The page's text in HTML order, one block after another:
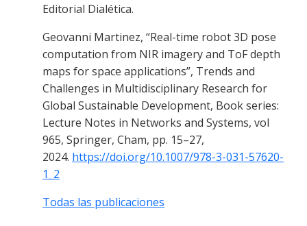
Editorial Dialética.
Geovanni Martinez, “Real-time robot 3D pose
computation from NIR imagery and ToF depth
maps for space applications”, Trends and
Challenges in Multidisciplinary Research for
Global Sustainable Development, Book series:
Lecture Notes in Networks and Systems, vol
965, Springer, Cham, pp. 15–27,
2024. https://doi.org/10.1007/978-3-031-57620-
1_2
Todas las publicaciones